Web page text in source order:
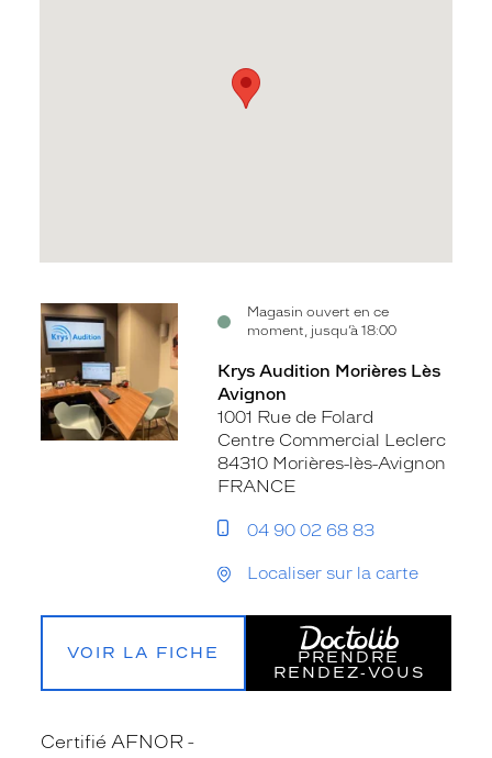
Magasin ouvert en ce
moment, jusqu’à 18:00
Voir
la
fiche
Krys Audition Morières Lès
Avignon
1001 Rue de Folard
Centre Commercial Leclerc
84310 Morières-lès-Avignon
FRANCE
04 90 02 68 83
Localiser sur la carte
VOIR LA FICHE
PRENDRE
RENDEZ‑VOUS
Certifié AFNOR